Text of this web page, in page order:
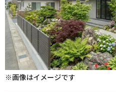
※画像はイメージです